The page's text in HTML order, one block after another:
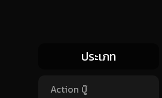
ประเภท
Action บู๊